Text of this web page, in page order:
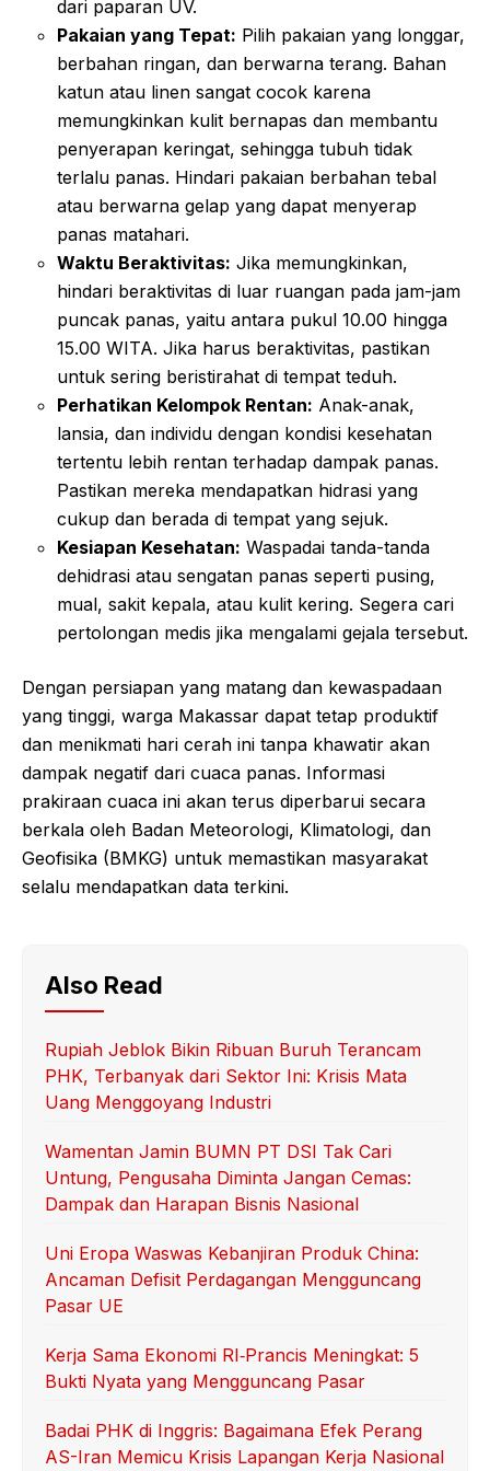
dari paparan UV.
Pakaian yang Tepat: Pilih pakaian yang longgar,
berbahan ringan, dan berwarna terang. Bahan
katun atau linen sangat cocok karena
memungkinkan kulit bernapas dan membantu
penyerapan keringat, sehingga tubuh tidak
terlalu panas. Hindari pakaian berbahan tebal
atau berwarna gelap yang dapat menyerap
panas matahari.
Waktu Beraktivitas: Jika memungkinkan,
hindari beraktivitas di luar ruangan pada jam-jam
puncak panas, yaitu antara pukul 10.00 hingga
15.00 WITA. Jika harus beraktivitas, pastikan
untuk sering beristirahat di tempat teduh.
Perhatikan Kelompok Rentan: Anak-anak,
lansia, dan individu dengan kondisi kesehatan
tertentu lebih rentan terhadap dampak panas.
Pastikan mereka mendapatkan hidrasi yang
cukup dan berada di tempat yang sejuk.
Kesiapan Kesehatan: Waspadai tanda-tanda
dehidrasi atau sengatan panas seperti pusing,
mual, sakit kepala, atau kulit kering. Segera cari
pertolongan medis jika mengalami gejala tersebut.
Dengan persiapan yang matang dan kewaspadaan
yang tinggi, warga Makassar dapat tetap produktif
dan menikmati hari cerah ini tanpa khawatir akan
dampak negatif dari cuaca panas. Informasi
prakiraan cuaca ini akan terus diperbarui secara
berkala oleh Badan Meteorologi, Klimatologi, dan
Geofisika (BMKG) untuk memastikan masyarakat
selalu mendapatkan data terkini.
Also Read
Rupiah Jeblok Bikin Ribuan Buruh Terancam
PHK, Terbanyak dari Sektor Ini: Krisis Mata
Uang Menggoyang Industri
Wamentan Jamin BUMN PT DSI Tak Cari
Untung, Pengusaha Diminta Jangan Cemas:
Dampak dan Harapan Bisnis Nasional
Uni Eropa Waswas Kebanjiran Produk China:
Ancaman Defisit Perdagangan Mengguncang
Pasar UE
Kerja Sama Ekonomi RI‑Prancis Meningkat: 5
Bukti Nyata yang Mengguncang Pasar
Badai PHK di Inggris: Bagaimana Efek Perang
AS-Iran Memicu Krisis Lapangan Kerja Nasional